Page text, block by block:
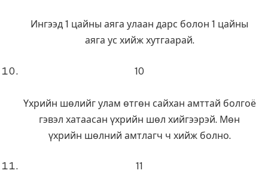
Ингээд 1 цайны аяга улаан дарс болон 1 цайны
аяга ус хийж хутгаарай.
10
Үхрийн шөлийг улам өтгөн сайхан амттай болгоё
гэвэл хатаасан үхрийн шөл хийгээрэй. Мөн
үхрийн шөлний амтлагч ч хийж болно.
11